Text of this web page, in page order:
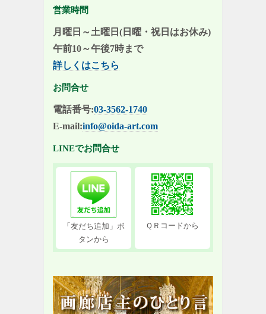
営業時間
月曜日～土曜日(日曜・祝日はお休み)
午前10～午後7時まで
詳しくはこちら
お問合せ
電話番号:03-3562-1740
E-mail:info@oida-art.com
LINEでお問合せ
「友だち追加」ボ
タンから
ＱＲコードから